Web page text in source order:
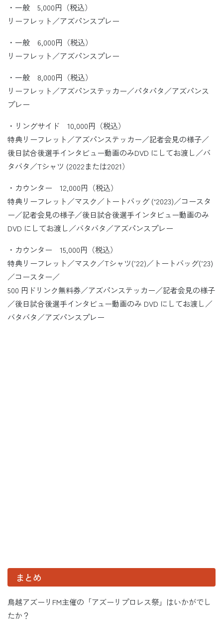
・一般 5,000円（税込）
リーフレット／アズパンスプレー
・一般 6,000円（税込）
リーフレット／アズパンスプレー
・一般 8,000円（税込）
リーフレット／アズパンステッカー／パタパタ／アズパンス
プレー
・リングサイド 10,000円（税込）
特典リーフレット／アズパンステッカー／記者会見の様子／
後日試合後選手インタビュー動画のみDVD にしてお渡し／バ
タバタ／Tシャツ (2022または2021）
・カウンター 12,000円（税込）
特典リーフレット／マスク／トートバッグ (‘2023)／コースタ
ー／記者会見の様子／後日試合後選手インタビュー動画のみ
DVD にしてお渡し／バタバタ／アズパンスプレー
・カウンター 15,000円（税込）
特典リーフレット／マスク／Tシャツ(’22)／トートバッグ(’23)
／コースター／
500 円ドリンク無料券／アズパンステッカー／記者会見の様子
／後日試合後選手インタビュー動画のみ DVD にしてお渡し／
バタバタ／アズパンスプレー
まとめ
鳥越アズーリFM主催の「アズーリプロレス祭」はいかがでし
たか？